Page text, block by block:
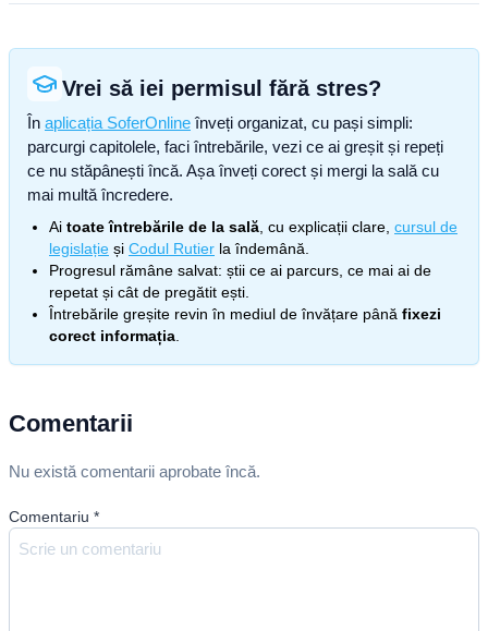
Vrei să iei permisul fără stres?
În aplicația SoferOnline înveți organizat, cu pași simpli:
parcurgi capitolele, faci întrebările, vezi ce ai greșit și repeți
ce nu stăpânești încă. Așa înveți corect și mergi la sală cu
mai multă încredere.
Ai toate întrebările de la sală , cu explicații clare, cursul de
legislație și Codul Rutier la îndemână.
Progresul rămâne salvat: știi ce ai parcurs, ce mai ai de
repetat și cât de pregătit ești.
Întrebările greșite revin în mediul de învățare până fixezi
corect informația
Comentarii
Nu există comentarii aprobate încă.
Comentariu *